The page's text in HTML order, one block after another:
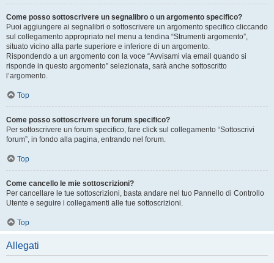
Come posso sottoscrivere un segnalibro o un argomento specifico?
Puoi aggiungere ai segnalibri o sottoscrivere un argomento specifico cliccando
sul collegamento appropriato nel menu a tendina “Strumenti argomento”,
situato vicino alla parte superiore e inferiore di un argomento.
Rispondendo a un argomento con la voce “Avvisami via email quando si
risponde in questo argomento” selezionata, sarà anche sottoscritto
l’argomento.
Top
Come posso sottoscrivere un forum specifico?
Per sottoscrivere un forum specifico, fare click sul collegamento “Sottoscrivi
forum”, in fondo alla pagina, entrando nel forum.
Top
Come cancello le mie sottoscrizioni?
Per cancellare le tue sottoscrizioni, basta andare nel tuo Pannello di Controllo
Utente e seguire i collegamenti alle tue sottoscrizioni.
Top
Allegati